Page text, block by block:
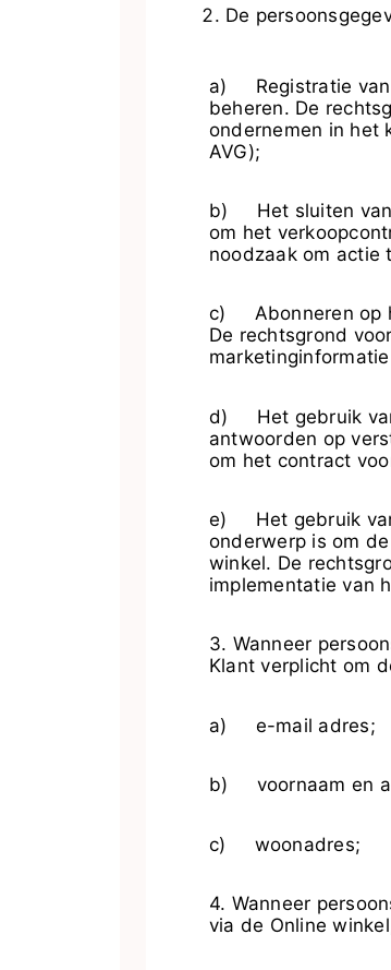
De
a) Registratie van
beheren. De
ondernemen in het
AVG);
b) Het sluiten van
om het
noodzaak om actie
c) Abonneren op
De rechtsgrond
d) Het gebruik van
antwoorden op
om het contract
e) Het gebruik van
onderwerp is om
winkel. De
implementatie van
3. Wanneer
Klant verplicht om
a) e-mail adres;
b) voornaam en
c) woonadres;
4. Wanneer
via de Online